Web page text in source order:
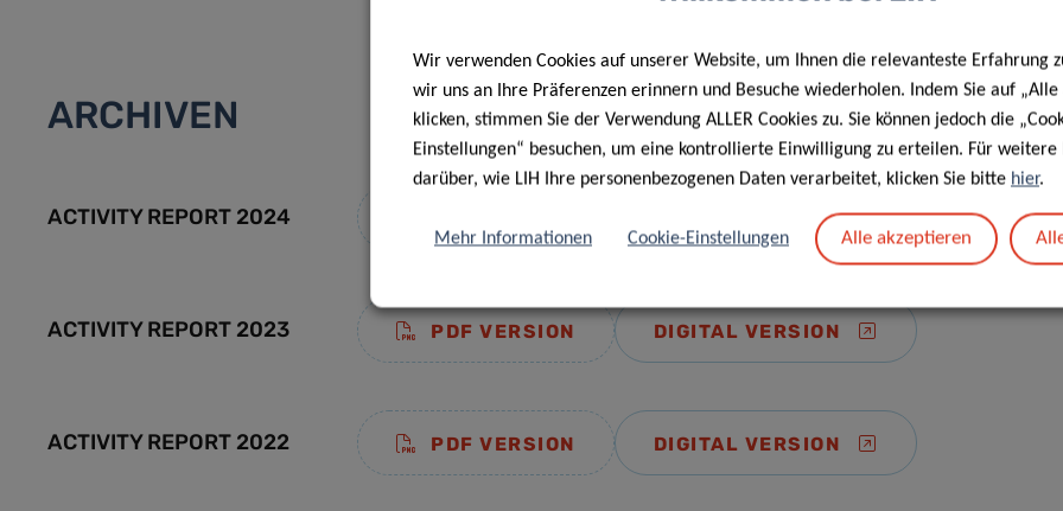
ARCHIVEN
ACTIVITY REPORT 2024 DIGITAL VERSION
ACTIVITY REPORT 2023 PDF VERSION DIGITAL VERSION
ACTIVITY REPORT 2022 PDF VERSION DIGITAL VERSION
Wir verwenden Cookies auf unserer Website, um Ihnen die relevanteste Erfahrung
wir uns an Ihre Präferenzen erinnern und Besuche wiederholen. Indem Sie auf „Alle
klicken, stimmen Sie der Verwendung ALLER Cookies zu. Sie können jedoch die
Einstellungen“ besuchen, um eine kontrollierte Einwilligung zu erteilen. Für
darüber, wie LIH Ihre personenbezogenen Daten verarbeitet, klicken Sie bitte hier.
Mehr Informationen Cookie-Einstellungen Alle akzeptieren